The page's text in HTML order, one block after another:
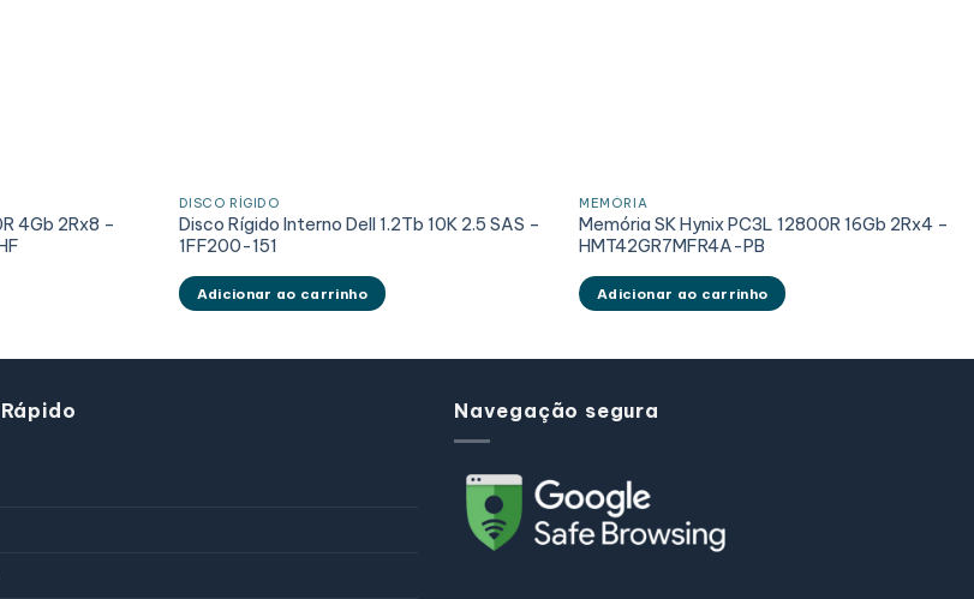
4Gb 2Rx8 –
DISCO RÍGIDO
Disco Rígido Interno Dell 1.2Tb 10K 2.5 SAS –
1FF200-151
Adicionar ao carrinho
MEMÓRIA
Memória SK Hynix PC3L 12800R 16Gb 2Rx4 –
HMT42GR7MFR4A-PB
Adicionar ao carrinho
Navegação segura